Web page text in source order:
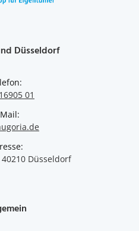
Düsseldorf
01
Düsseldorf